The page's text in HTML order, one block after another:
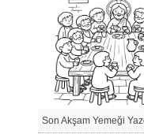
Son Akşam Yemeği